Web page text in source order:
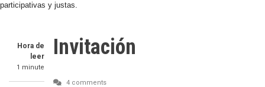
participativas y justas.
Hora de
leer
1 minute
Invitación
4 comments